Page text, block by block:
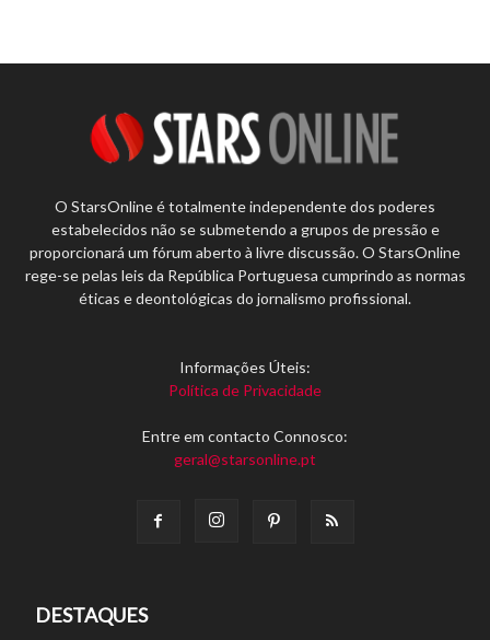
O StarsOnline é totalmente independente dos poderes
estabelecidos não se submetendo a grupos de pressão e
proporcionará um fórum aberto à livre discussão. O StarsOnline
rege-se pelas leis da República Portuguesa cumprindo as normas
éticas e deontológicas do jornalismo profissional.
Informações Úteis:
Política de Privacidade
Entre em contacto Connosco:
geral@starsonline.pt
DESTAQUES